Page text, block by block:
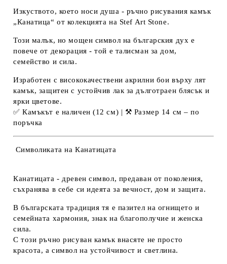
Изкуството, което носи душа - ръчно рисувания камък
„Канатица“ от колекцията на Stef Art Stone.
Този малък, но мощен символ на българския дух е
повече от декорация - той е талисман за дом,
семейство и сила.
Изработен с висококачествениакрилни бои върху лят
камък, защитен с устойчив лак за дълготраен блясък и
ярки цветове.
✅Камъкът е наличен (12 см) | ⚒️ Размер 14 см – по
поръчка
Символиката на Канатицата
Канатицата - древен символ, предаван от поколения,
съхранява в себе си идеята за вечност, дом и защита.
В българската традиция тя е пазител на огнището и
семейната хармония, знак на благополучие и женска
сила.
С този ръчно рисуван камък внасяте не просто
красота, асимвол на устойчивост и светлина.